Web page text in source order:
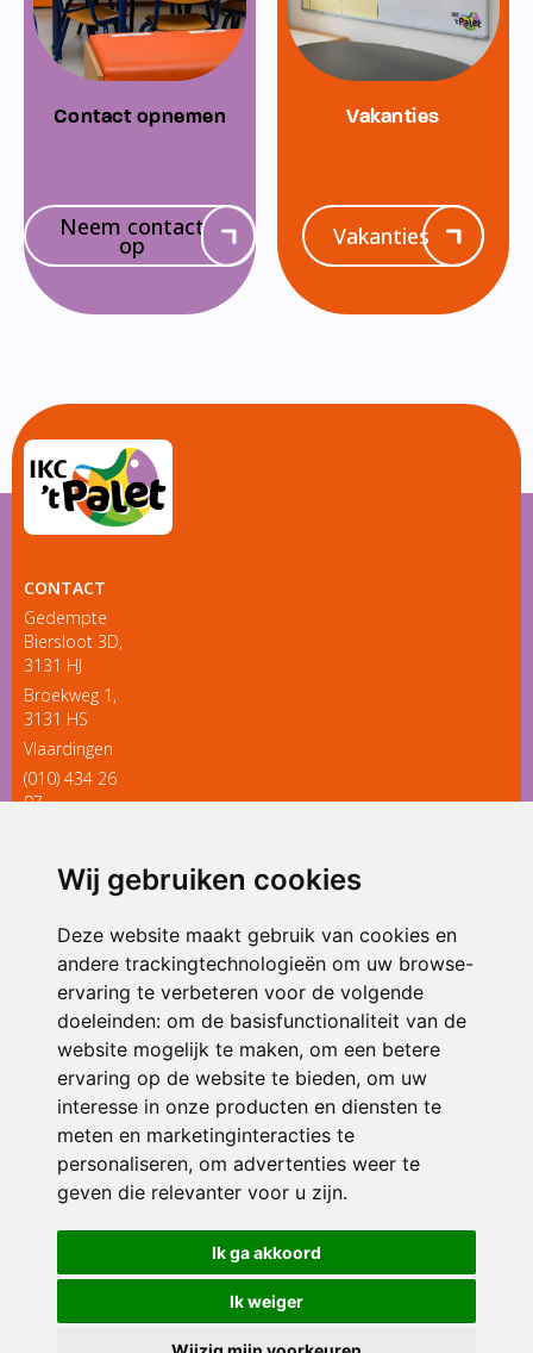
Wij gebruiken cookies
Deze website maakt gebruik van cookies en
andere trackingtechnologieën om uw browse-
ervaring te verbeteren voor de volgende
doeleinden: om de basisfunctionaliteit van de
website mogelijk te maken, om een betere
ervaring op de website te bieden, om uw
interesse in onze producten en diensten te
meten en marketinginteracties te
personaliseren, om advertenties weer te
geven die relevanter voor u zijn.
Ik ga akkoord
Ik weiger
Contact opnemen
Neem contact
op
Vakanties
Vakanties
CONTACT
Gedempte
Biersloot 3D,
3131 HJ
Broekweg 1,
3131 HS
Vlaardingen
(010) 434 26
97
ONDERDEEL VAN
© 2026 IKC ’t Palet | Alle rechten voorbehouden
Privacy policy|Disclaimer| Klachtenregeling|RSIN en Anbi
voorkeuren
Crealisatie The MindOffice